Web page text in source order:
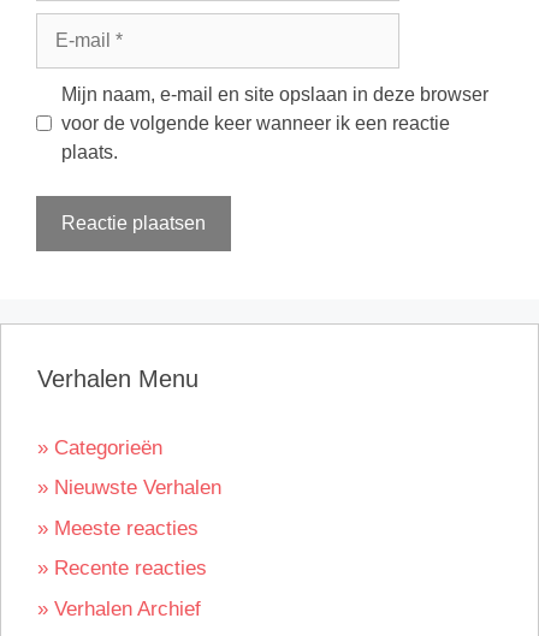
Mijn naam, e-mail en site opslaan in deze browser
voor de volgende keer wanneer ik een reactie
plaats.
Verhalen Menu
» Categorieën
» Nieuwste Verhalen
» Meeste reacties
» Recente reacties
» Verhalen Archief